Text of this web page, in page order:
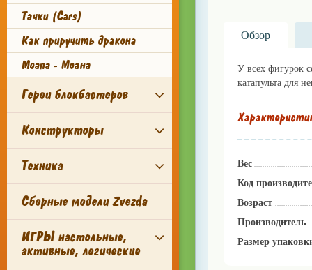
Тачки (Cars)
Как приручить дракона
Moana - Моана
Герои блокбастеров
Конструкторы
Техника
Сборные модели Zvezda
ИГРЫ настольные,
активные, логические
Обзор
У всех фигурок
катапульта для
Вес
Код
Возраст
Производитель
Размер